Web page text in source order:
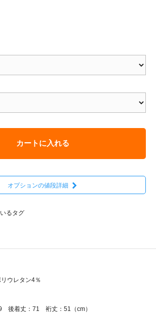
カートに入れる
オプションの値段詳細
るタグ
ウレタン4％
後着丈：71 裄丈：51（cm）